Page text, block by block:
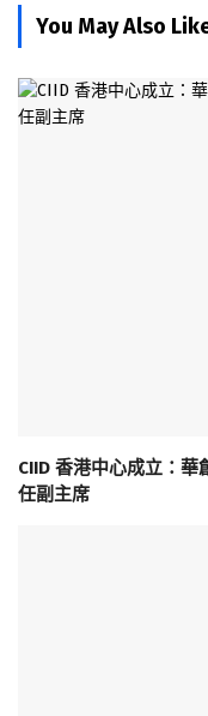
You May Also
CIID 香港中心成立：
任副主席